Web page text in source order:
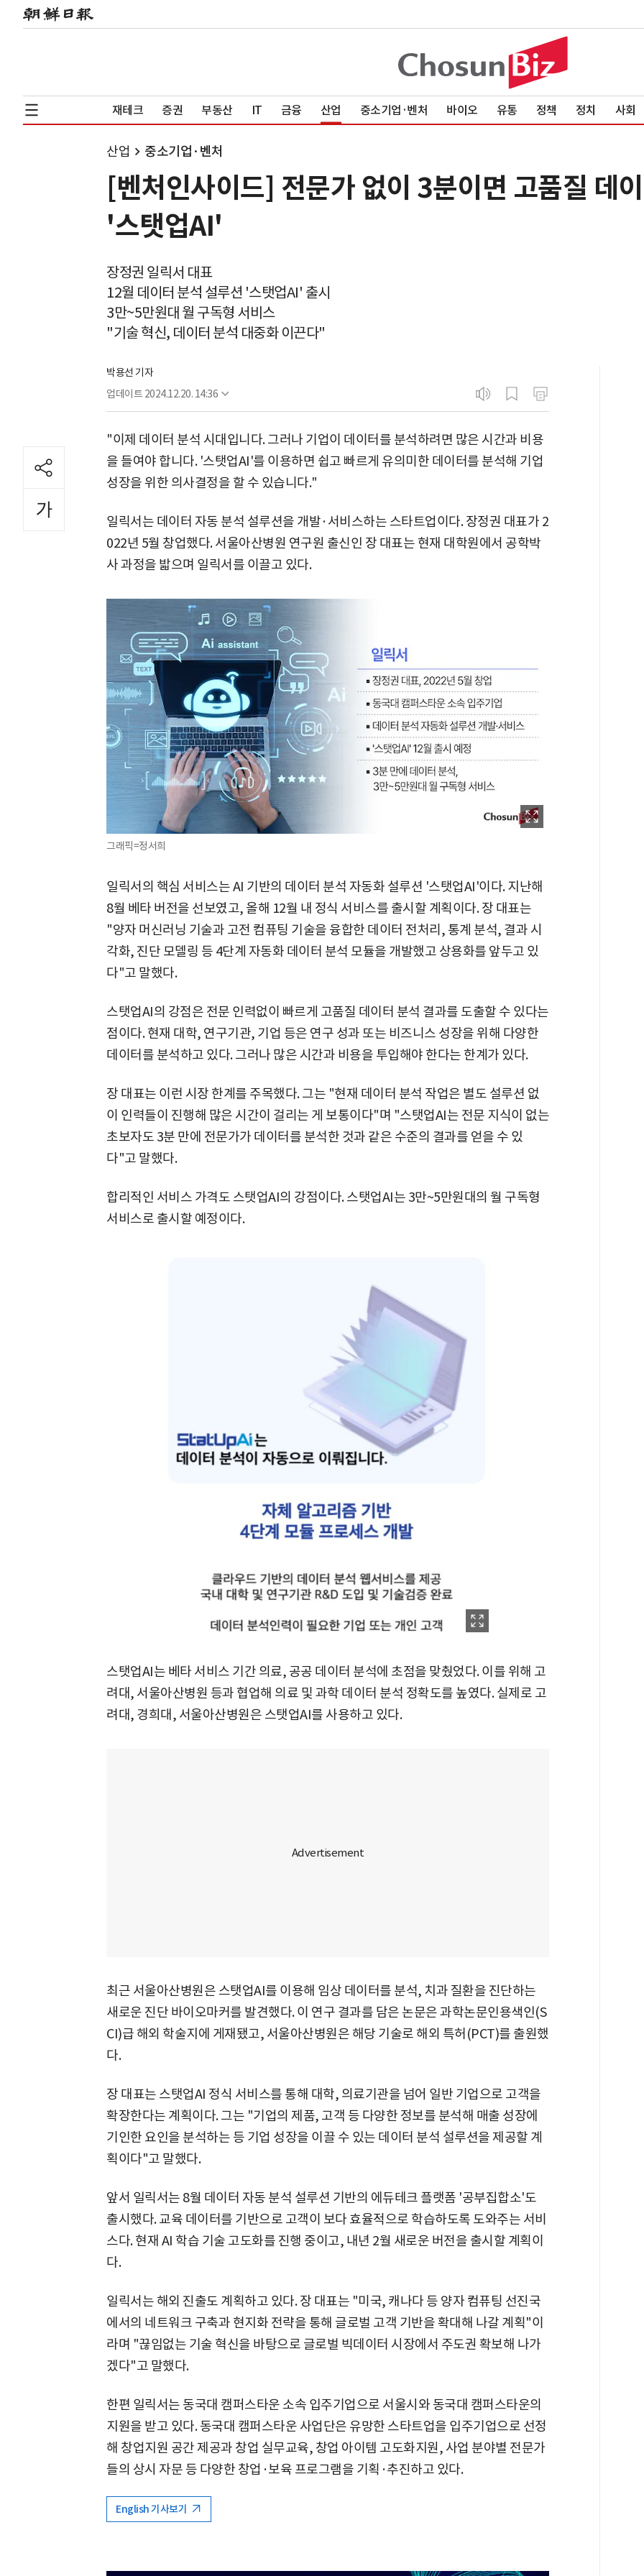
재테크 증권 부동산 IT 금융 산업 중소기업·벤처 바이오 유통 정책 정치 사회
산업 중소기업·벤처
[벤처인사이드] 전문가 없이 3분이면 고품질 데
'스탯업AI'
장정권 일릭서 대표
12월 데이터 분석 설루션 '스탯업AI' 출시
3만~5만원대 월 구독형 서비스
"기술 혁신, 데이터 분석 대중화 이끈다"
박용선 기자
업데이트 2024.12.20. 14:36
"이제 데이터 분석 시대입니다. 그러나 기업이 데이터를 분석하려면 많은 시간과 비용
을 들여야 합니다. '스탯업AI'를 이용하면 쉽고 빠르게 유의미한 데이터를 분석해 기업
성장을 위한 의사결정을 할 수 있습니다."
일릭서는 데이터 자동 분석 설루션을 개발·서비스하는 스타트업이다. 장정권 대표가 2
022년 5월 창업했다. 서울아산병원 연구원 출신인 장 대표는 현재 대학원에서 공학박
사 과정을 밟으며 일릭서를 이끌고 있다.
그래픽=정서희
일릭서의 핵심 서비스는 AI 기반의 데이터 분석 자동화 설루션 '스탯업AI'이다. 지난해
8월 베타 버전을 선보였고, 올해 12월 내 정식 서비스를 출시할 계획이다. 장 대표는
"양자 머신러닝 기술과 고전 컴퓨팅 기술을 융합한 데이터 전처리, 통계 분석, 결과 시
각화, 진단 모델링 등 4단계 자동화 데이터 분석 모듈을 개발했고 상용화를 앞두고 있
다"고 말했다.
스탯업AI의 강점은 전문 인력없이 빠르게 고품질 데이터 분석 결과를 도출할 수 있다는
점이다. 현재 대학, 연구기관, 기업 등은 연구 성과 또는 비즈니스 성장을 위해 다양한
데이터를 분석하고 있다. 그러나 많은 시간과 비용을 투입해야 한다는 한계가 있다.
장 대표는 이런 시장 한계를 주목했다. 그는 "현재 데이터 분석 작업은 별도 설루션 없
이 인력들이 진행해 많은 시간이 걸리는 게 보통이다"며 "스탯업AI는 전문 지식이 없는
초보자도 3분 만에 전문가가 데이터를 분석한 것과 같은 수준의 결과를 얻을 수 있
다"고 말했다.
합리적인 서비스 가격도 스탯업AI의 강점이다. 스탯업AI는 3만~5만원대의 월 구독형
서비스로 출시할 예정이다.
스탯업AI는 베타 서비스 기간 의료, 공공 데이터 분석에 초점을 맞췄었다. 이를 위해 고
려대, 서울아산병원 등과 협업해 의료 및 과학 데이터 분석 정확도를 높였다. 실제로 고
려대, 경희대, 서울아산병원은 스탯업AI를 사용하고 있다.
최근 서울아산병원은 스탯업AI를 이용해 임상 데이터를 분석, 치과 질환을 진단하는
새로운 진단 바이오마커를 발견했다. 이 연구 결과를 담은 논문은 과학논문인용색인(S
CI)급 해외 학술지에 게재됐고, 서울아산병원은 해당 기술로 해외 특허(PCT)를 출원했
다.
장 대표는 스탯업AI 정식 서비스를 통해 대학, 의료기관을 넘어 일반 기업으로 고객을
확장한다는 계획이다. 그는 "기업의 제품, 고객 등 다양한 정보를 분석해 매출 성장에
기인한 요인을 분석하는 등 기업 성장을 이끌 수 있는 데이터 분석 설루션을 제공할 계
획이다"고 말했다.
앞서 일릭서는 8월 데이터 자동 분석 설루션 기반의 에듀테크 플랫폼 '공부집합소'도
출시했다. 교육 데이터를 기반으로 고객이 보다 효율적으로 학습하도록 도와주는 서비
스다. 현재 AI 학습 기술 고도화를 진행 중이고, 내년 2월 새로운 버전을 출시할 계획이
다.
일릭서는 해외 진출도 계획하고 있다. 장 대표는 "미국, 캐나다 등 양자 컴퓨팅 선진국
에서의 네트워크 구축과 현지화 전략을 통해 글로벌 고객 기반을 확대해 나갈 계획"이
라며 "끊임없는 기술 혁신을 바탕으로 글로벌 빅데이터 시장에서 주도권 확보해 나가
겠다"고 말했다.
한편 일릭서는 동국대 캠퍼스타운 소속 입주기업으로 서울시와 동국대 캠퍼스타운의
지원을 받고 있다. 동국대 캠퍼스타운 사업단은 유망한 스타트업을 입주기업으로 선정
해 창업지원 공간 제공과 창업 실무교육, 창업 아이템 고도화지원, 사업 분야별 전문가
들의 상시 자문 등 다양한 창업·보육 프로그램을 기획·추진하고 있다.
English 기사보기